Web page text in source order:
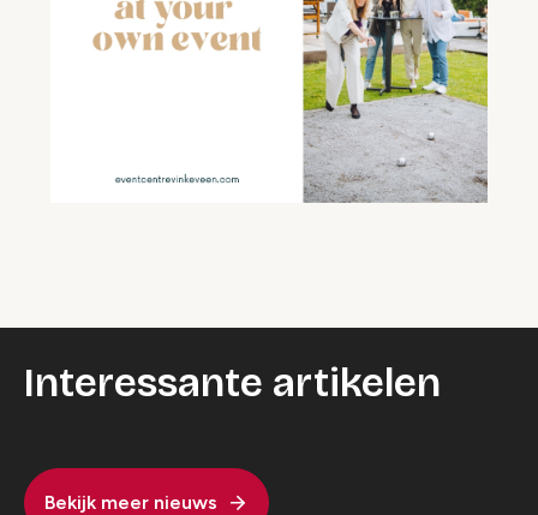
Interessante artikelen
Bekijk meer nieuws